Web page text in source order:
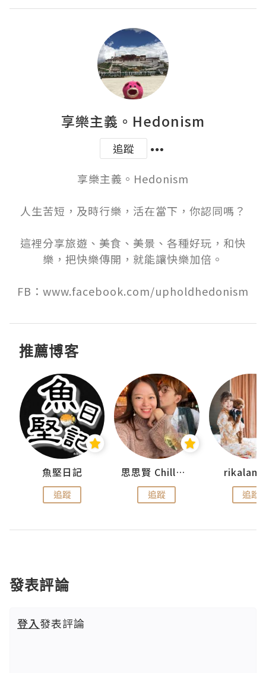
享樂主義。Hedonism
追蹤
享樂主義。Hedonism
人生苦短，及時行樂，活在當下，你認同嗎？
這裡分享旅遊、美食、美景、各種好玩，和快
樂，把快樂傳開，就能讓快樂加倍。
FB：www.facebook.com/upholdhedonism
推薦博客
魚堅日記
追蹤
思思賢 ChillMyBabe
追蹤 追蹤
發表評論
登入發表評論